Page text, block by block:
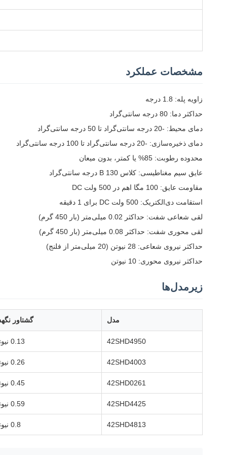
مشخصات عملکرد
زاویه پله: 1.8 درجه
حداکثر دما: 80 درجه سانتی‌گراد
دمای محیط: -20 درجه سانتی‌گراد تا 50 درجه سانتی‌گراد
دمای ذخیره‌سازی: -20 درجه سانتی‌گراد تا 100 درجه سانتی‌گراد
محدوده رطوبت: 85% یا کمتر، بدون میعان
عایق سیم مغناطیسی: کلاس B 130 درجه سانتی‌گراد
مقاومت عایق: 100 مگا اهم در 500 ولت DC
استقامت دی‌الکتریک: 500 ولت DC برای 1 دقیقه
لقی شعاعی شفت: حداکثر 0.02 میلی‌متر (بار 450 گرم)
لقی محوری شفت: حداکثر 0.08 میلی‌متر (بار 450 گرم)
حداکثر نیروی شعاعی: 28 نیوتن (20 میلی‌متر از فلنج)
حداکثر نیروی محوری: 10 نیوتن
زیرمدل‌ها
مدل گشتاور
42SHD4950 0.13 نیوتن‌متر
42SHD4003 0.26 نیوتن‌متر
42SHD0261 0.45 نیوتن‌متر
42SHD4425 0.59 نیوتن‌متر
42SHD4813 0.8 نیوتن‌متر